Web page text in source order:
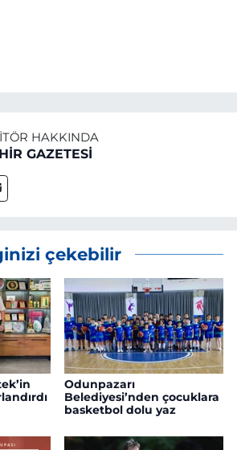
HAKKINDA
GAZETESİ
çekebilir
Odunpazarı
Belediyesi’nden çocuklara
basketbol dolu yaz